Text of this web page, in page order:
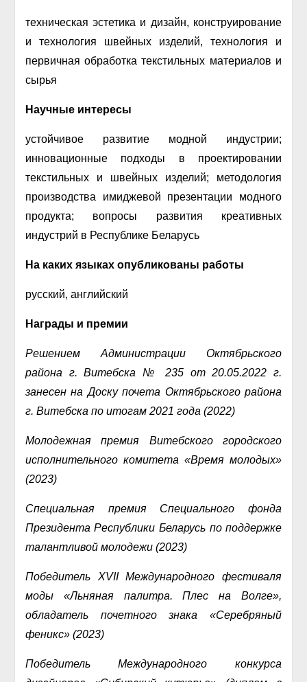
техническая эстетика и дизайн, конструирование
и технология швейных изделий, технология и
первичная обработка текстильных материалов и
сырья
Научные интересы
устойчивое развитие модной индустрии;
инновационные подходы в проектировании
текстильных и швейных изделий; методология
производства имиджевой презентации модного
продукта; вопросы развития креативных
индустрий в Республике Беларусь
На каких языках опубликованы работы
русский, английский
Награды и премии
Решением Администрации Октябрьского
района г. Витебска № 235 от 20.05.2022 г.
занесен на Доску почета Октябрьского района
г. Витебска по итогам 2021 года (2022)
Молодежная премия Витебского городского
исполнительного комитета «Время молодых»
(2023)
Специальная премия Специального фонда
Президента Республики Беларусь по поддержке
талантливой молодежи (2023)
Победитель XVII Международного фестиваля
моды «Льняная палитра. Плес на Волге»,
обладатель почетного знака «Серебряный
феникс» (2023)
Победитель Международного конкурса